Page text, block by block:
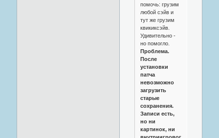
помочь: грузим
любой сэйв и
тут же грузим
квикиксэйв.
Удивительно -
но помогло.
Проблема.
После
установки
патча
невозможно
загрузить
старые
сохранения.
Записи есть,
но ни
картинок, ни